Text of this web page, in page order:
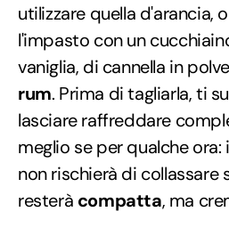
utilizzare quella d'arancia,
l'impasto con un
vaniglia, di cannella in
rum. Prima di tagliarla, ti
lasciare raffreddare
meglio se per qualche
non rischierà di collassare
resterà compatta, ma